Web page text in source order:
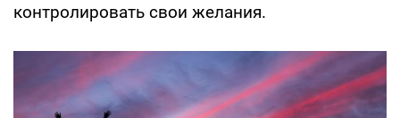
контролировать свои желания.